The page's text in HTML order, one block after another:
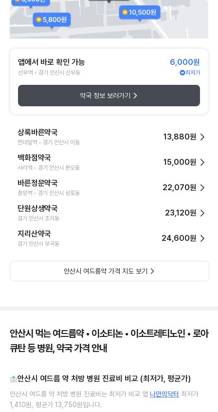
앱에서 바로 확인 가능
선부역 • 경기 안산시 선부동
6,000원
최저가
약국 정보 보러가기
상록바른약국
한대앞역 • 경기 안산시 이동
13,880원
백화점약국
사리역 • 경기 안산시 본오동
15,000원
바른정문약국
중앙역 • 경기 안산시 성포동
22,070원
단원상생약국
경기 안산시 초지동
23,120원
지리산약국
경기 안산시 부곡동
24,600원
안산시 여드름약 가격 지도 보기
안산시 먹는 여드름약 • 이소티논 • 이소트레티노인 • 로아
큐탄 등 병원, 약국 가격 안내
안산시 여드름 약 처방 병원 진료비 비교 (최저가, 평균가)
안산시 여드름 약 처방 병원 진료비는 최저가 비교 앱 나만의닥터 최저가
1,410원, 평균가 13,750원입니다.